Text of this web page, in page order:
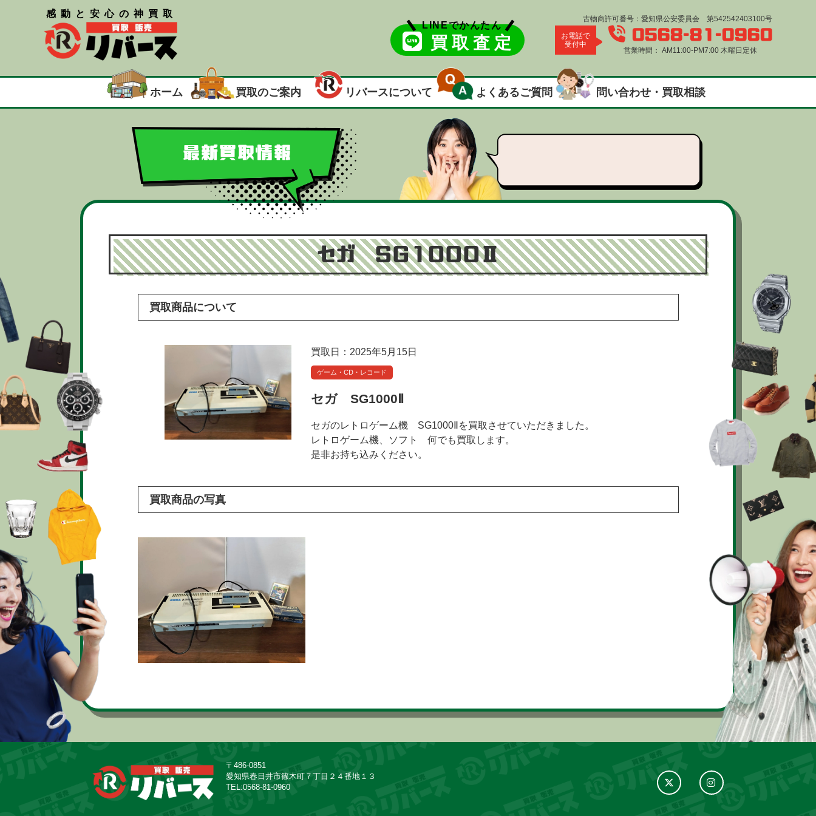
感動と安心の神買取
LINEでかんたん
買取査定
古物商許可番号：愛知県公安委員会 第542542403100号
お電話で
受付中
0568-81-0960
営業時間： AM11:00-PM7:00 木曜日定休
ホーム 買取のご案内 リバースについて よくあるご質問 問い合わせ・買取相談
最新買取情報
セガ SG1000Ⅱ
買取商品について
買取日：2025年5月15日
ゲーム・CD・レコード
セガ SG1000Ⅱ
セガのレトロゲーム機 SG1000Ⅱを買取させていただきました。
レトロゲーム機、ソフト 何でも買取します。
是非お持ち込みください。
買取商品の写真
〒486-0851
愛知県春日井市篠木町７丁目２４番地１３
TEL:0568-81-0960